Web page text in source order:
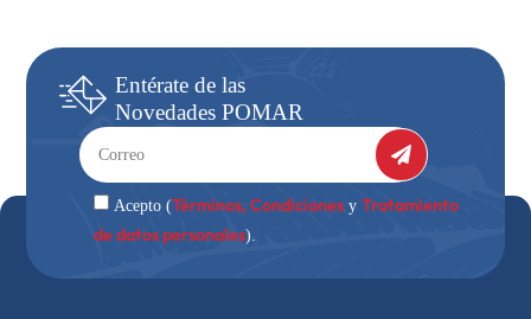
Entérate de las
NovedadesPOMAR
Acepto (Términos, Condicionesy Tratamiento
de datos personales).